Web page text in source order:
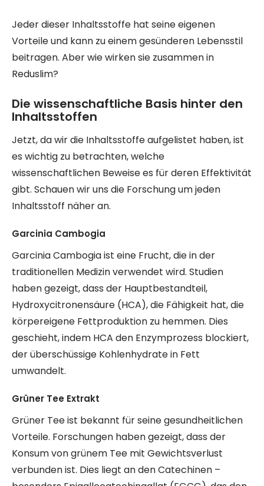
Jeder dieser Inhaltsstoffe hat seine eigenen
Vorteile und kann zu einem gesünderen Lebensstil
beitragen. Aber wie wirken sie zusammen in
Reduslim?
Die wissenschaftliche Basis hinter den
Inhaltsstoffen
Jetzt, da wir die Inhaltsstoffe aufgelistet haben, ist
es wichtig zu betrachten, welche
wissenschaftlichen Beweise es für deren Effektivität
gibt. Schauen wir uns die Forschung um jeden
Inhaltsstoff näher an.
Garcinia Cambogia
Garcinia Cambogia ist eine Frucht, die in der
traditionellen Medizin verwendet wird. Studien
haben gezeigt, dass der Hauptbestandteil,
Hydroxycitronensäure (HCA), die Fähigkeit hat, die
körpereigene Fettproduktion zu hemmen. Dies
geschieht, indem HCA den Enzymprozess blockiert,
der überschüssige Kohlenhydrate in Fett
umwandelt.
Grüner Tee Extrakt
Grüner Tee ist bekannt für seine gesundheitlichen
Vorteile. Forschungen haben gezeigt, dass der
Konsum von grünem Tee mit Gewichtsverlust
verbunden ist. Dies liegt an den Catechinen –